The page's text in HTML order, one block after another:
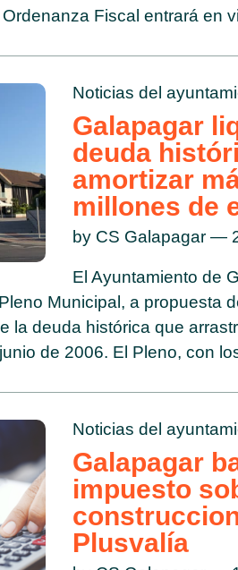
Fiscal entrará en
Noticias del
Galapagar
deuda
amortizar
millones de
by CS Galapagar —
El Ayuntamiento de
Municipal, a propuesta
la deuda histórica que
de 2006. El Pleno, con
Noticias del
Galapagar
impuesto
Plusvalía